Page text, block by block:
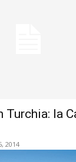
Turchia: la
2014